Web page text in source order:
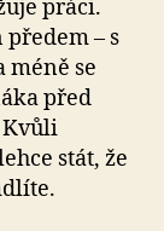
práci.
– s
méně se
před
Kvůli
stát, že